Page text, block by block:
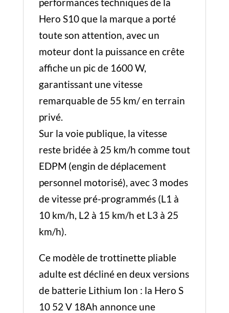
Hero S10 que la marque a porté
toute son attention, avec un
moteur dont la puissance en crête
affiche un pic de 1600 W,
garantissant une vitesse
remarquable de 55 km/ en terrain
privé.
Sur la voie publique, la vitesse
reste bridée à 25 km/h comme tout
EDPM (engin de déplacement
personnel motorisé), avec 3 modes
de vitesse pré-programmés (L1 à
10 km/h, L2 à 15 km/h et L3 à 25
km/h).
Ce modèle de trottinette pliable
adulte est décliné en deux versions
de batterie Lithium Ion : la Hero S
10 52 V 18Ah annonce une